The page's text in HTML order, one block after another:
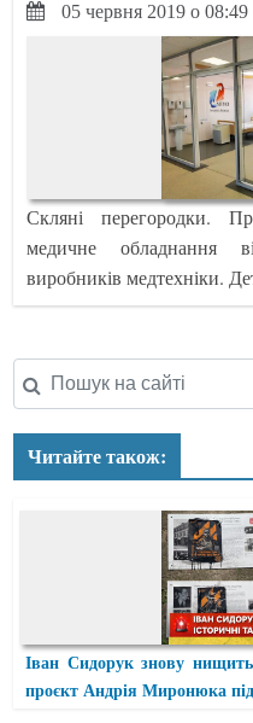
05 червня 2019 о 08:49
Скляні перегородки.
медичне обладнання
виробників медтехніки.
Читайте також:
Іван Сидорук знову
проєкт Андрія Миронюка